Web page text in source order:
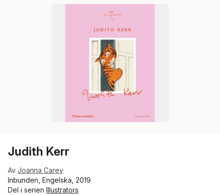
Judith Kerr
Av Joanna Carey
Inbunden, Engelska, 2019
Del i serien Illustrators